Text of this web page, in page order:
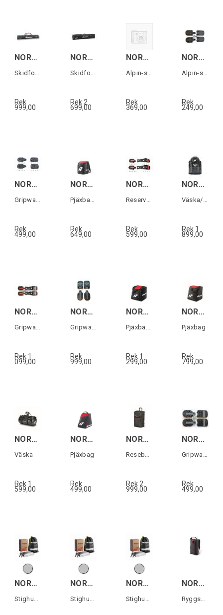
NORDICA SINGLE SKI BAG Svart/Vit/Röd
Rek
999,00
NORDICA DOUBLE ROLLER SKI BAG Svart/Vit
Rek 2
699,00
NORDICA HF PRO 130/105W 5355 PU SOLES
Rek
369,00
NORDICA HF PRO 5355 PU SOLES
Alpin-sulor till HF Pro (1 par)
Rek
249,00
NORDICA MACHINE LINE G/WALK (22) SOLES
Gripwalk-sulor till Machine-serien 1par
Rek
499,00
NORDICA BOOT BACKPACK LITE Svart/Röd
Pjäxbag/ryggsäck
Rek
649,00
NORDICA UNLIMITED GW PU SOLES
Reservdel Gripwalk-sulor (1 par)
Rek
599,00
NORDICA RACE XL GEAR PACK DOMME Svart
Väska/ryggsäck
Rek 1
899,00
NORDICA UNLIMITED GW MICHELIN SOLES
Gripwalk-sulor till Unlimited (1 par)
Rek 1
099,00
NORDICA HF/CR/SP.J(22) GW MICHELIN SOLES
Gripwalk-sulor till HF & Cruise (1 par)
Rek
999,00
NORDICA BOOT BACKPACK Svart/Röd
Pjäxbag/ryggsäck
Rek 1
299,00
NORDICA BOOT BAG Svart/Röd
Pjäxbag
Rek
799,00
NORDICA TRAVEL BAG 12M Svart
Väska
Rek 1
599,00
NORDICA BOOT BAG LITE Svart/Röd
Pjäxbag
Rek
499,00
NORDICA RACE XL DUFFLE ROLLER DOBERMANN
Resebag med hjul
Rek 2
999,00
NORDICA HF/CR/SP.J GRIPWALK SOLES Svart
Gripwalk-sulor till HF & Cruise (1 par)
Rek
499,00
NORDICA UNLIMITED 88 SKIN NORDICA UNLIMITED 93/94 SKIN NORDICA UNLIMITED 104 SKIN NORDICA TREND BACKBAG Svart/Röd